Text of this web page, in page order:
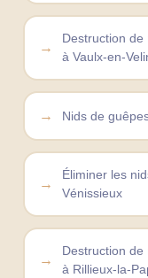
Destruction
à Vaulx-en-
Nids de
Éliminer les
Vénissieux
Destruction
à Rillieux-la-